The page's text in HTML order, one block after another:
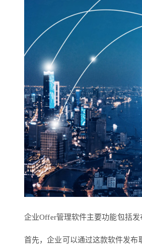
企业Offer管理软件主要功能包括
首先，企业可以通过这款软件发